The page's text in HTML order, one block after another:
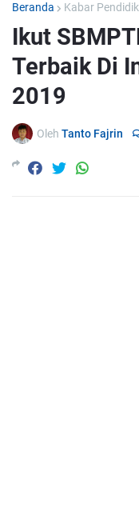
Beranda Kabar
Ikut
Terbaik Di
2019
Oleh Tanto Fajrin